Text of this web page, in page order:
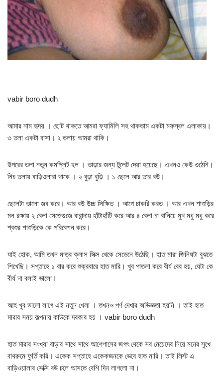
vabir boro dudh
আমার নাম হৃদয় । ছোট থাকতে আমরা ফ্যামিলি সহ থাকতাম একটা মফস্বল এলাকায়।
৩ তলা একটা বাসা। ২ তলায় আমরা থাকি।
উপরের তলা নতুন কমপ্লিট হল । ভাড়ার জন্য টুলেট দেয়া হয়েছে। এখনও কেউ ওঠেনি।
নিচ তলায় বাড়িওলারা থাকে । ২ বুড়া বুড়ি । ১ ছেলে আর তার বউ।
ছেলেটা ভালো জব করে। আর বউ উচ্চ সিক্ষিত । আগে চাকরি করত । আর এখন শাশুড়ির
মন রক্ষায় ২ বেলা সেজেগুজে বারান্দায় হাঁটাহাঁটি করে আর ৪ বেলা চা বানিয়ে মুখ মধু মধু করে
শ্বশুর শাশুড়িকে কে পরিবেশন করে।
যাই হোক, আমি তখন মাত্র ক্লাস সিক্স থেকে সেভেনে উঠেছি। হাত মারা জিনিষটা বুঝতে
শিখেছি। সপ্তাহে ১ বার করে শুক্রবারে হাত মারি। খুব পাতলা করে বীর্য বের হয়, যেটা কে
বীর্য না বলাই ভালো।
আহ খুব ভালো লাগে এই নতুন খেলা । তখনও পর্ণ দেখার অভিজ্ঞতা হয়নি । তাই হাত
মারার সময় কল্পনায় কাউকে দরকার হয় । vabir boro dudh
হাত মারার সংখ্যা বাড়ার সাথে সাথে আশেপাসের জগৎ থেকে সব মেয়েদের নিয়ে মনের সুখে
বাথরুমে ফুর্তি করি। একেক সপ্তাহে একেকজনকে ভেবে হাত মারি। তাই লিস্ট এ
বাড়িওয়ালার সেক্সি বউ চলে আসতে বেশি দিন লাগলো না।